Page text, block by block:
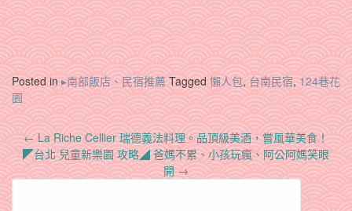
Posted in▸南部飯店、民宿推薦Tagged懶人包,台南民宿,124巷花
園
Post
navigation
←La Riche Cellier 瑞德義法料理。品頂級美酒，嘗風華美食！
◤台北 兒童新樂園 攻略◢ 爸媽不累、小孩玩瘋、阿公阿媽笑眼
開→